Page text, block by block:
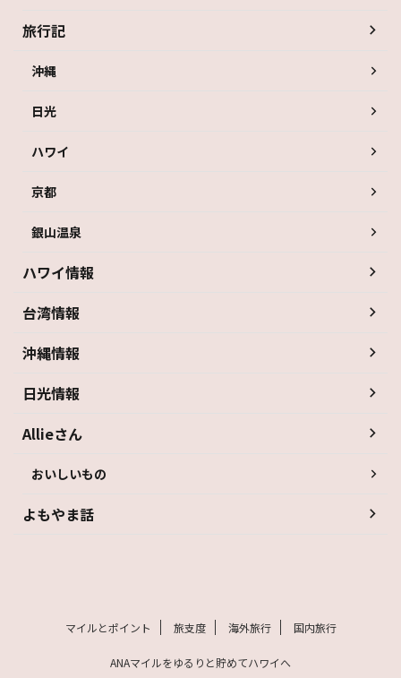
旅行記
沖縄
日光
ハワイ
京都
銀山温泉
ハワイ情報
台湾情報
沖縄情報
日光情報
Allieさん
おいしいもの
よもやま話
マイルとポイント 旅支度 海外旅行 国内旅行
ANAマイルをゆるりと貯めてハワイへ